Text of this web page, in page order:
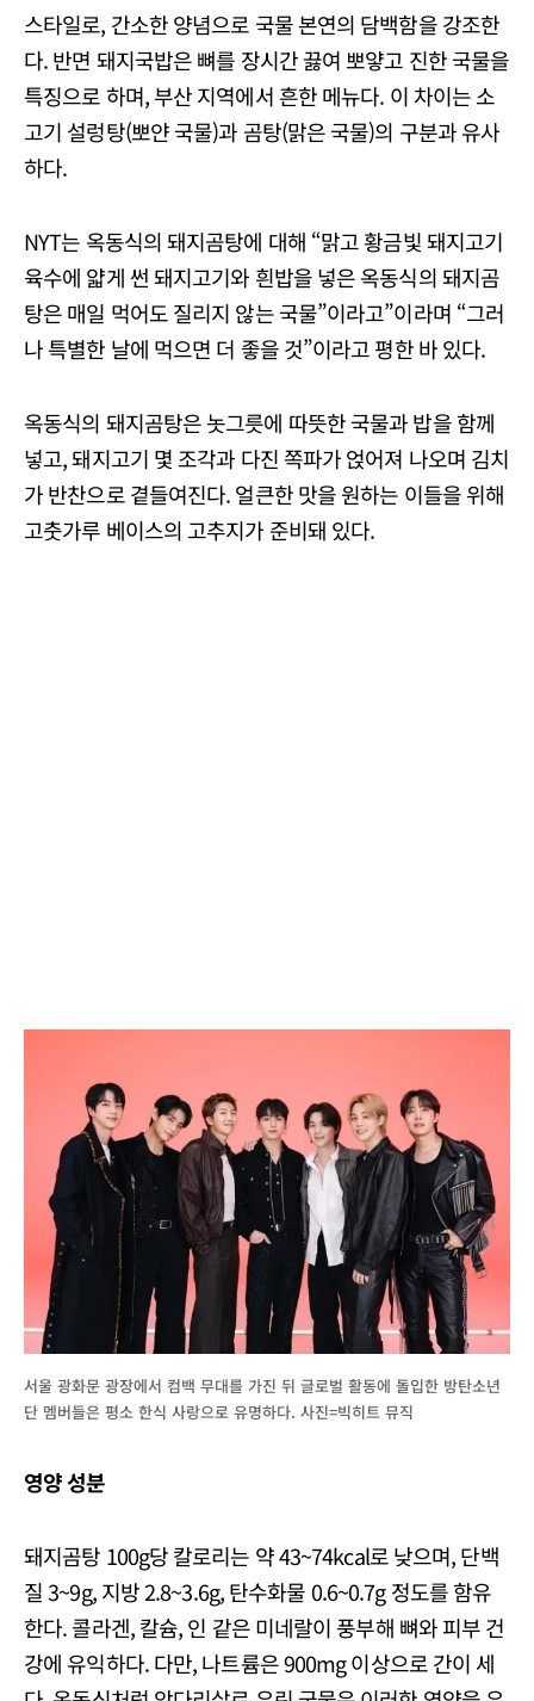
스타일로, 간소한 양념으로 국물 본연의 담백함을 강조한
다. 반면 돼지국밥은 뼈를 장시간 끓여 뽀얗고 진한 국물을
특징으로 하며, 부산 지역에서 흔한 메뉴다. 이 차이는 소
고기 설렁탕(뽀얀 국물)과 곰탕(맑은 국물)의 구분과 유사
하다.
NYT는 옥동식의 돼지곰탕에 대해 “맑고 황금빛 돼지고기
육수에 얇게 썬 돼지고기와 흰밥을 넣은 옥동식의 돼지곰
탕은 매일 먹어도 질리지 않는 국물”이라고”이라며 “그러
나 특별한 날에 먹으면 더 좋을 것”이라고 평한 바 있다.
옥동식의 돼지곰탕은 놋그릇에 따뜻한 국물과 밥을 함께
넣고, 돼지고기 몇 조각과 다진 쪽파가 얹어져 나오며 김치
가 반찬으로 곁들여진다. 얼큰한 맛을 원하는 이들을 위해
고춧가루 베이스의 고추지가 준비돼 있다.
서울 광화문 광장에서 컴백 무대를 가진 뒤 글로벌 활동에 돌입한 방탄소년
단 멤버들은 평소 한식 사랑으로 유명하다. 사진=빅히트 뮤직
영양 성분
돼지곰탕 100g당 칼로리는 약 43~74kcal로 낮으며, 단백
질 3~9g, 지방 2.8~3.6g, 탄수화물 0.6~0.7g 정도를 함유
한다. 콜라겐, 칼슘, 인 같은 미네랄이 풍부해 뼈와 피부 건
강에 유익하다. 다만, 나트륨은 900mg 이상으로 간이 세